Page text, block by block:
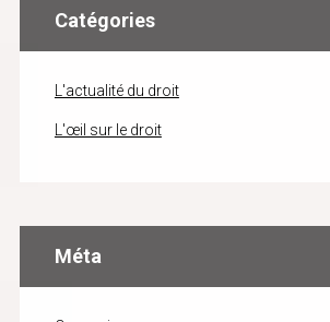
Catégories
L'actualité du droit
L'œil sur le droit
Méta